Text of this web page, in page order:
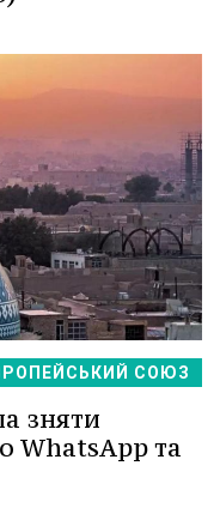
СОЮЗ
зняти
WhatsApp та